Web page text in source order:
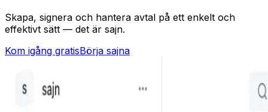
Skapa, signera och hantera avtal på ett enkelt och
effektivt sätt — det är sajn.
Kom igång gratisBörja sajna